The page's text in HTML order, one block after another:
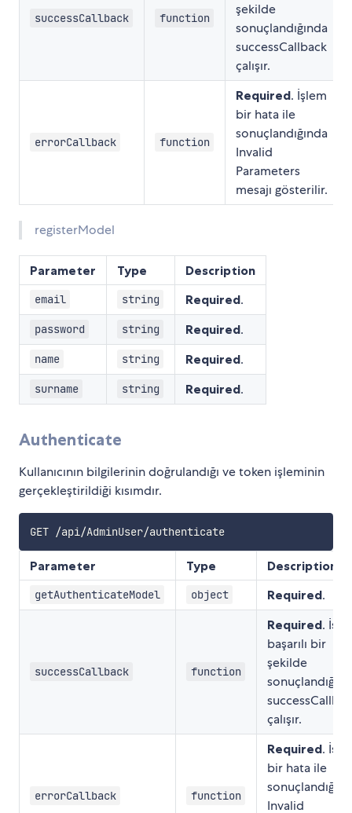
successCallback function
şekilde
sonuçlandığında
successCallback
çalışır.
errorCallback function
Required. İşlem
bir hata ile
sonuçlandığında
Invalid
Parameters
mesajı gösterilir.
registerModel
Parameter Type Description
email string Required.
password string Required.
name string Required.
surname string Required.
Authenticate
Kullanıcının bilgilerinin doğrulandığı ve token işleminin
gerçekleştirildiği kısımdır.
GET /api/AdminUser/authenticate
Parameter Type Description
getAuthenticateModel object Required.
successCallback function
Required.
başarılı bir
şekilde
çalışır.
errorCallback function
Required.
bir hata ile
Invalid